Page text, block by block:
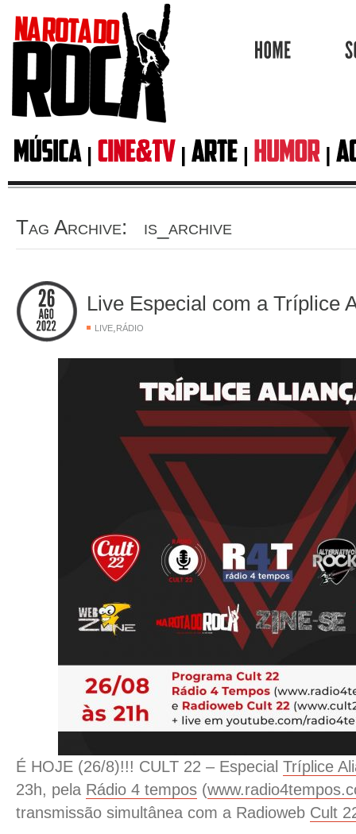
Tag Archive: is_archive
Live Especial com a Tríplice
LIVE, RÁDIO
É HOJE (26/8)!!! CULT 22 – Especial Tríplice
23h, pela Rádio 4 tempos (
transmissão simultânea com a Radioweb Cult